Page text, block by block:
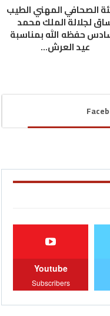
الصحافي المهني الطيب
لجلالة الملك محمد
حفظه الله بمناسبة
عيد العرش…
Youtube
Subscribers